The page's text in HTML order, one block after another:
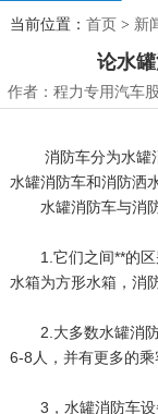
当前位置： 首页> 新
论水
作者：程力专用汽车
消防车分为水罐消
水罐消防车和消防洒
水罐消防车与消防
1.它们之间**的区
水箱为方形水箱，消
2.大多数水罐消防
6-8人，并有更多的乘
3，水罐消防车设